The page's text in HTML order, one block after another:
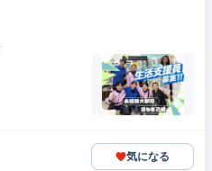
気になる